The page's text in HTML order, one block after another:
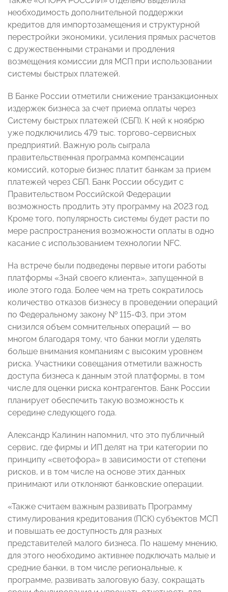
необходимость дополнительной поддержки
кредитов для импортозамещения и структурной
перестройки экономики, усиления прямых расчетов
с дружественными странами и продления
возмещения комиссии для МСП при использовании
системы быстрых платежей.
В Банке России отметили снижение транзакционных
издержек бизнеса за счет приема оплаты через
Систему быстрых платежей (СБП). К ней к ноябрю
уже подключились 479 тыс. торгово-сервисных
предприятий. Важную роль сыграла
правительственная программа компенсации
комиссий, которые бизнес платит банкам за прием
платежей через СБП. Банк России обсудит с
Правительством Российской Федерации
возможность продлить эту программу на 2023 год.
Кроме того, популярность системы будет расти по
мере распространения возможности оплаты в одно
касание с использованием технологии NFC.
На встрече были подведены первые итоги работы
платформы «Знай своего клиента», запущенной в
июле этого года. Более чем на треть сократилось
количество отказов бизнесу в проведении операций
по Федеральному закону № 115-ФЗ, при этом
снизился объем сомнительных операций — во
многом благодаря тому, что банки могли уделять
больше внимания компаниям с высоким уровнем
риска. Участники совещания отметили важность
доступа бизнеса к данным этой платформы, в том
числе для оценки риска контрагентов. Банк России
планирует обеспечить такую возможность к
середине следующего года.
Александр Калинин напомнил, что это публичный
сервис, где фирмы и ИП делят на три категории по
принципу «светофора» в зависимости от степени
рисков, и в том числе на основе этих данных
принимают или отклоняют банковские операции.
«Также считаем важным развивать Программу
стимулирования кредитования (ПСК) субъектов МСП
и повышать ее доступность для разных
представителей малого бизнеса. По нашему мнению,
для этого необходимо активнее подключать малые и
средние банки, в том числе региональные, к
программе, развивать залоговую базу, сокращать